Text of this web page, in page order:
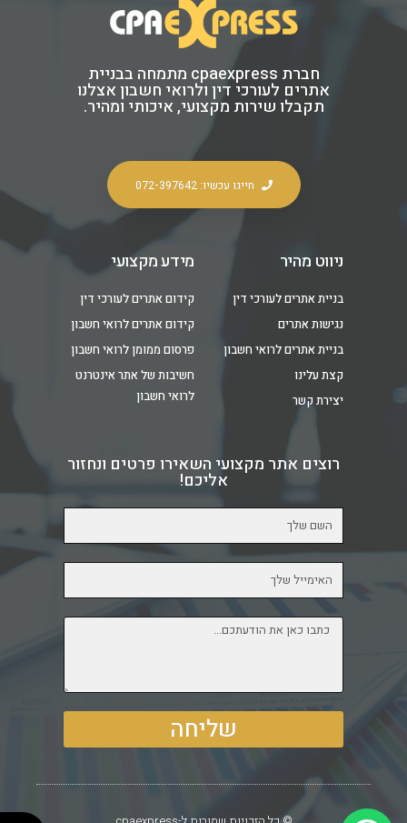
חברת cpaexpress מתמחה בבניית
אתרים לעורכי דין ולרואי חשבון אצלנו
תקבלו שירות מקצועי, איכותי ומהיר.
חייגו עכשיו: 072-397642
ניווט מהיר
בניית אתרים לעורכי דין
נגישות אתרים
בניית אתרים לרואי חשבון​
קצת עלינו
יצירת קשר
מידע מקצועי
קידום אתרים לעורכי דין
קידום אתרים לרואי חשבון
פרסום ממומן לרואי חשבון
חשיבות של אתר אינטרנט
לרואי חשבון
רוצים אתר מקצועי השאירו פרטים ונחזור
אליכם!
שליחה